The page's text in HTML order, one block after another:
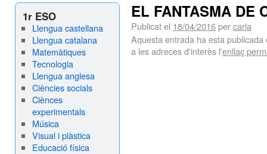
1r ESO
Llengua castellana
Llengua catalana
Matemàtiques
Tecnologia
Llengua anglesa
Ciències socials
Ciènces
experimentals
Música
Visual i plàstica
Educació física
EL FANTASMA DE
Publicat el 18/04/2016percarla
Aquesta entrada ha esta
a les adreces d'interès l'enllaç